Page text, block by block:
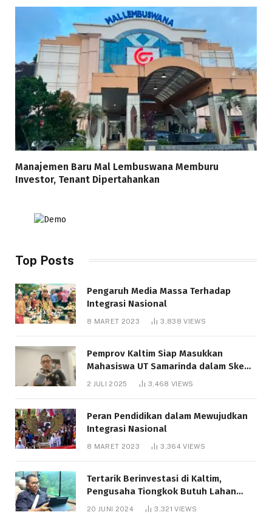
Manajemen Baru Mal Lembuswana Memburu
Investor, Tenant Dipertahankan
Top Posts
Pengaruh Media Massa Terhadap
Integrasi Nasional
8 MARET 2023 3,838VIEWS
Pemprov Kaltim Siap Masukkan
Mahasiswa UT Samarinda dalam Skema
Bantuan Pendidikan Gratispol
2 JULI 2025 3,468 VIEWS
Peran Pendidikan dalam Mewujudkan
Integrasi Nasional
8 MARET 2023 3,364VIEWS
Tertarik Berinvestasi di Kaltim,
Pengusaha Tiongkok Butuh Lahan
1.000 Hektare
20 JUNI 2024 3,321VIEWS